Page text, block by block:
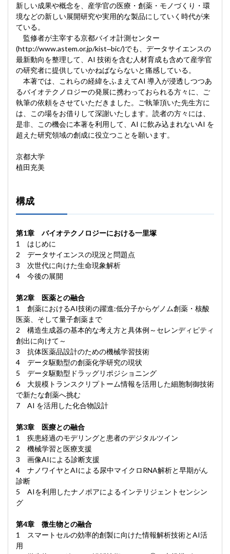
新しい成果や概念を、産学官の医療・創薬・モノづくり・環
境などの新しい展開研究や実用的な製品にしていく時代が来
ている。
監修者が主宰する京都バイオ計測センター
(http://www.astem.or.jp/kist‒bic/)でも、データサイエンスの
最新動向を整理して、AI 技術を含む人材育成も含めて産学官
の研究者に提供していかねばならないと痛感している。
本著では、これらの経緯をふまえてAI 導入が浸透しつつあ
るバイオテクノロジーの発展に携わっておられる方々に、ご
執筆の依頼をさせていただきました。ご執筆頂いた先生方に
は、この場をお借りして深謝いたします。読者の方々には、
是非、この機会に本著を利用して、AI に飲み込まれないAI を
超えた研究領域の創成に役立つことを願います。
京都大学
植田充美
構成
第1章 バイオテクノロジーにおける一里塚
1 はじめに
2 データサイエンスの現況と問題点
3 次世代に向けた生命現象解析
4 今後の展開
第2章 医薬との融合
1 創薬におけるAI技術の躍進:低分子からゲノム創薬・核酸
医薬、そして量子創薬まで
2 構造生成器の基本的な考え方と具体例～セレンディピティ
創出に向けて～
3 抗体医薬品設計のための機械学習技術
4 データ駆動型の創薬化学研究の現状
5 データ駆動型ドラッグリポジショニング
6 大規模トランスクリプトーム情報を活用した細胞制御技術
で新たな創薬へ挑む
7 AI を活用した化合物設計
第3章 医療との融合
1 疾患経過のモデリングと患者のデジタルツイン
2 機械学習と医療支援
3 画像AIによる診断支援
4 ナノワイヤとAIによる尿中マイクロRNA解析と早期がん
診断
5 AIを利用したナノポアによるインテリジェントセンシン
グ
第4章 微生物との融合
1 スマートセルの効率的創製に向けた情報解析技術とAI活
用